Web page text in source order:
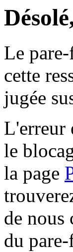
Le
cette
jugée
L'erreur
le
la page
de nous
du